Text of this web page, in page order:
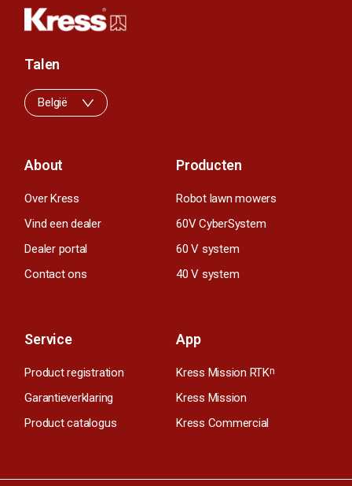
About
Over Kress
Vind een dealer
Dealer portal
Contact ons
Producten
Robot lawn mowers
60V CyberSystem
60 V system
40 V system
Service
Product registration
Garantieverklaring
Product catalogus
App
Kress Mission RTKn
Kress Mission
Kress Commercial
Talen
België